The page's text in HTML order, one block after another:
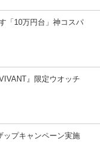
「10万円台」神コスパ
』限定ウオッチ
ップキャンペーン実施